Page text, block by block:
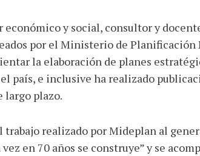
económico y social, consultor y
por el Ministerio de Planificación
la elaboración de planes
país, e inclusive ha realizado
largo plazo.
realizado por Mideplan al
en 70 años se construye” y se